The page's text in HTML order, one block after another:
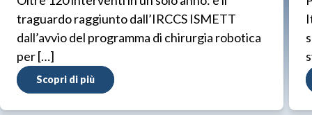
traguardo raggiunto dall’IRCCS ISMETT
dall’avvio del programma di chirurgia robotica
per […]
Scopri di più